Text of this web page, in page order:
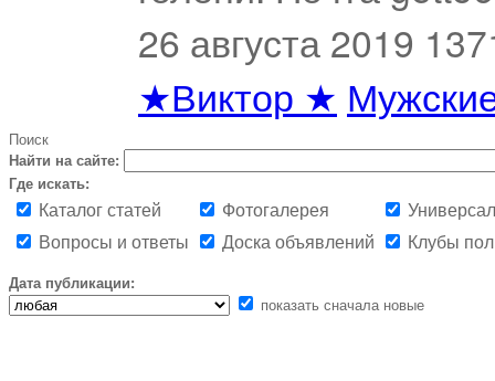
26 августа 2019
★Виктор ★
Поиск
Найти на сайте:
Где искать:
Каталог статей Фотогалерея
Вопросы и ответы
Доска объявлений Клубы
Дата публикации:
показать сначала новые